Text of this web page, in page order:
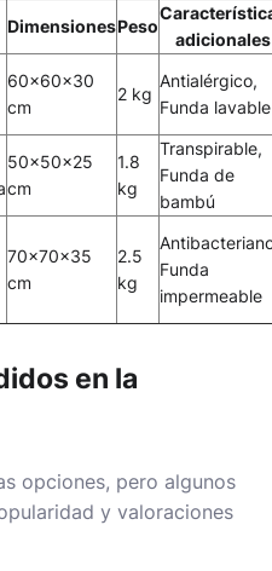
DimensionesPeso
adicionales
60x60x30
cm
2 kg
Antialérgico,
Funda lavable
50x50x25
cm
1.8
kg
Transpirable,
Funda de
bambú
70x70x35
cm
2.5
kg
Funda
impermeable
en la
opciones, pero algunos
y valoraciones